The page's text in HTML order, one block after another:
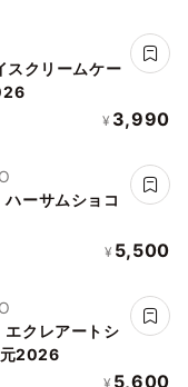
スクリームケー
¥ 3,990
ハーサムショコ
¥ 5,500
エクレアートシ
元2026
¥ 5,600